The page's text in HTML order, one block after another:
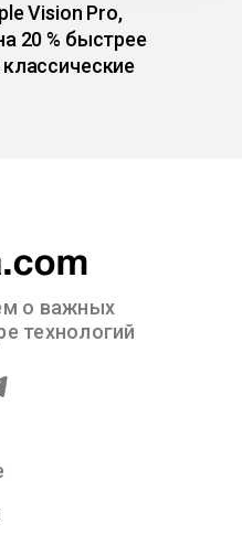
Vision Pro,
20 % быстрее
о важных
технологий